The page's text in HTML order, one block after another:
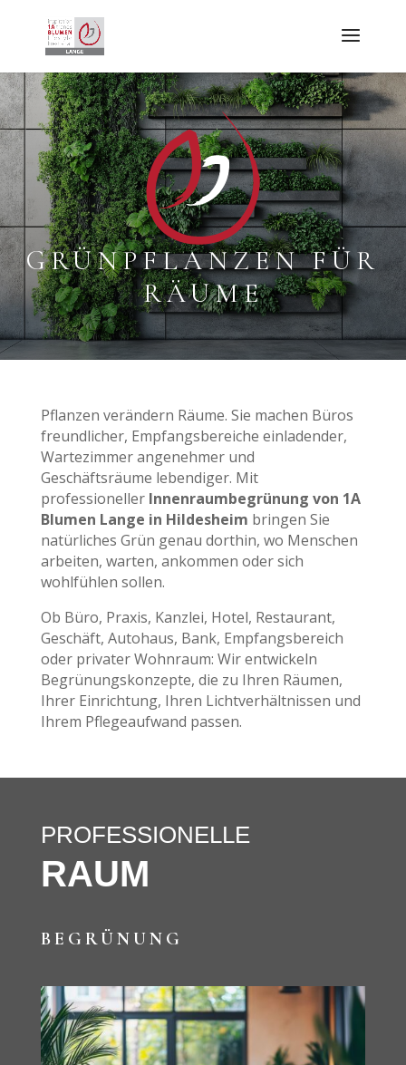
GRÜNPFLANZEN FÜR
RÄUME
Pflanzen verändern Räume. Sie machen Büros
freundlicher, Empfangsbereiche einladender,
Wartezimmer angenehmer und
Geschäftsräume lebendiger. Mit
professioneller Innenraumbegrünung von 1A
Blumen Lange in Hildesheim bringen Sie
natürliches Grün genau dorthin, wo Menschen
arbeiten, warten, ankommen oder sich
wohlfühlen sollen.
Ob Büro, Praxis, Kanzlei, Hotel, Restaurant,
Geschäft, Autohaus, Bank, Empfangsbereich
oder privater Wohnraum: Wir entwickeln
Begrünungskonzepte, die zu Ihren Räumen,
Ihrer Einrichtung, Ihren Lichtverhältnissen und
Ihrem Pflegeaufwand passen.
PROFESSIONELLE
RAUM
BEGRÜNUNG